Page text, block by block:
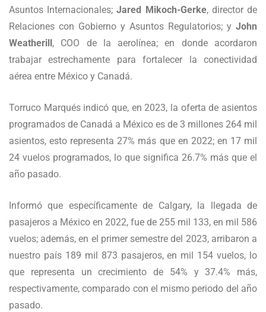
Asuntos Internacionales;Jared Mikoch-Gerke, director de
Relaciones con Gobierno y Asuntos Regulatorios; y John
Weatherill , COO de la aerolínea; en donde acordaron
trabajar estrechamente para fortalecer la conectividad
aérea entre México y Canadá.
Torruco Marqués indicó que, en 2023, la oferta de asientos
programados de Canadá a México es de 3 millones 264 mil
asientos, esto representa 27% más que en 2022; en 17 mil
24 vuelos programados, lo que significa 26.7% más que el
año pasado.
Informó que específicamente de Calgary, la llegada de
pasajeros a México en 2022, fue de 255 mil 133, en mil 586
vuelos; además, en el primer semestre del 2023, arribaron a
nuestro país 189 mil 873 pasajeros, en mil 154 vuelos, lo
que representa un crecimiento de 54% y 37.4% más,
respectivamente, comparado con el mismo periodo del año
pasado.